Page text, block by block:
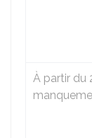
À partir du